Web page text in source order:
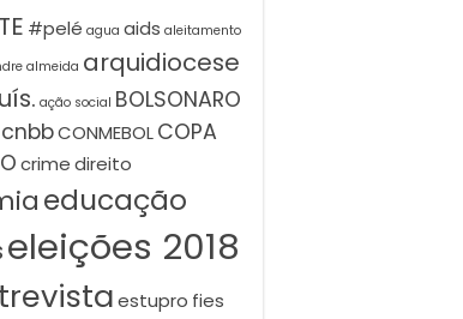
#pelé agua aids aleitamento
almeida arquidiocese
ação social BOLSONARO
cnbbCONMEBOLCOPA
crimedireito
educação
eleições 2018
estupro fies